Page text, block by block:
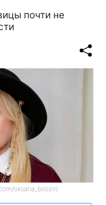
почти не
oksana_bilozir)